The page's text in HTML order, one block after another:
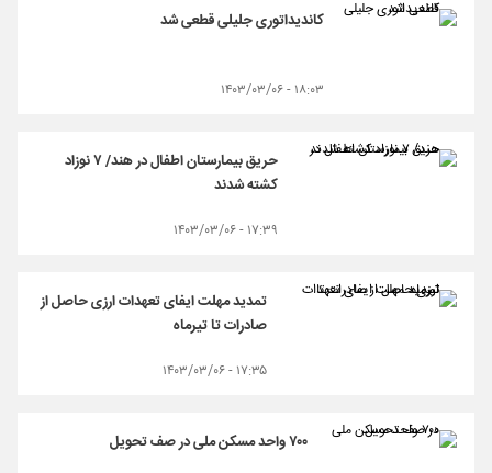
کاندیداتوری جلیلی قطعی شد
۱۸:۰۳ - ۱۴۰۳/۰۳/۰۶
حریق بیمارستان اطفال در هند/ ۷ نوزاد
کشته شدند
۱۷:۳۹ - ۱۴۰۳/۰۳/۰۶
تمدید مهلت ایفای تعهدات ارزی حاصل از
صادرات تا تیرماه
۱۷:۳۵ - ۱۴۰۳/۰۳/۰۶
۷۰۰ واحد مسکن ملی در صف تحویل